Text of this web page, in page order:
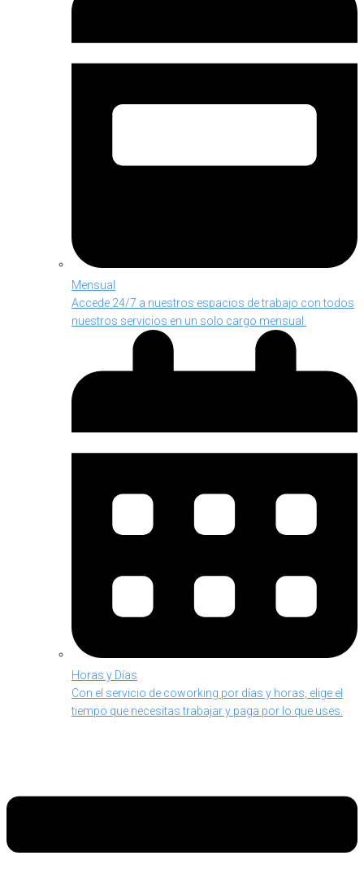
Mensual
Accede 24/7 a nuestros espacios de trabajo con todos
nuestros servicios en un solo cargo mensual.
Horas y Días
Con el servicio de coworking por días y horas, elige el
tiempo que necesitas trabajar y paga por lo que uses.